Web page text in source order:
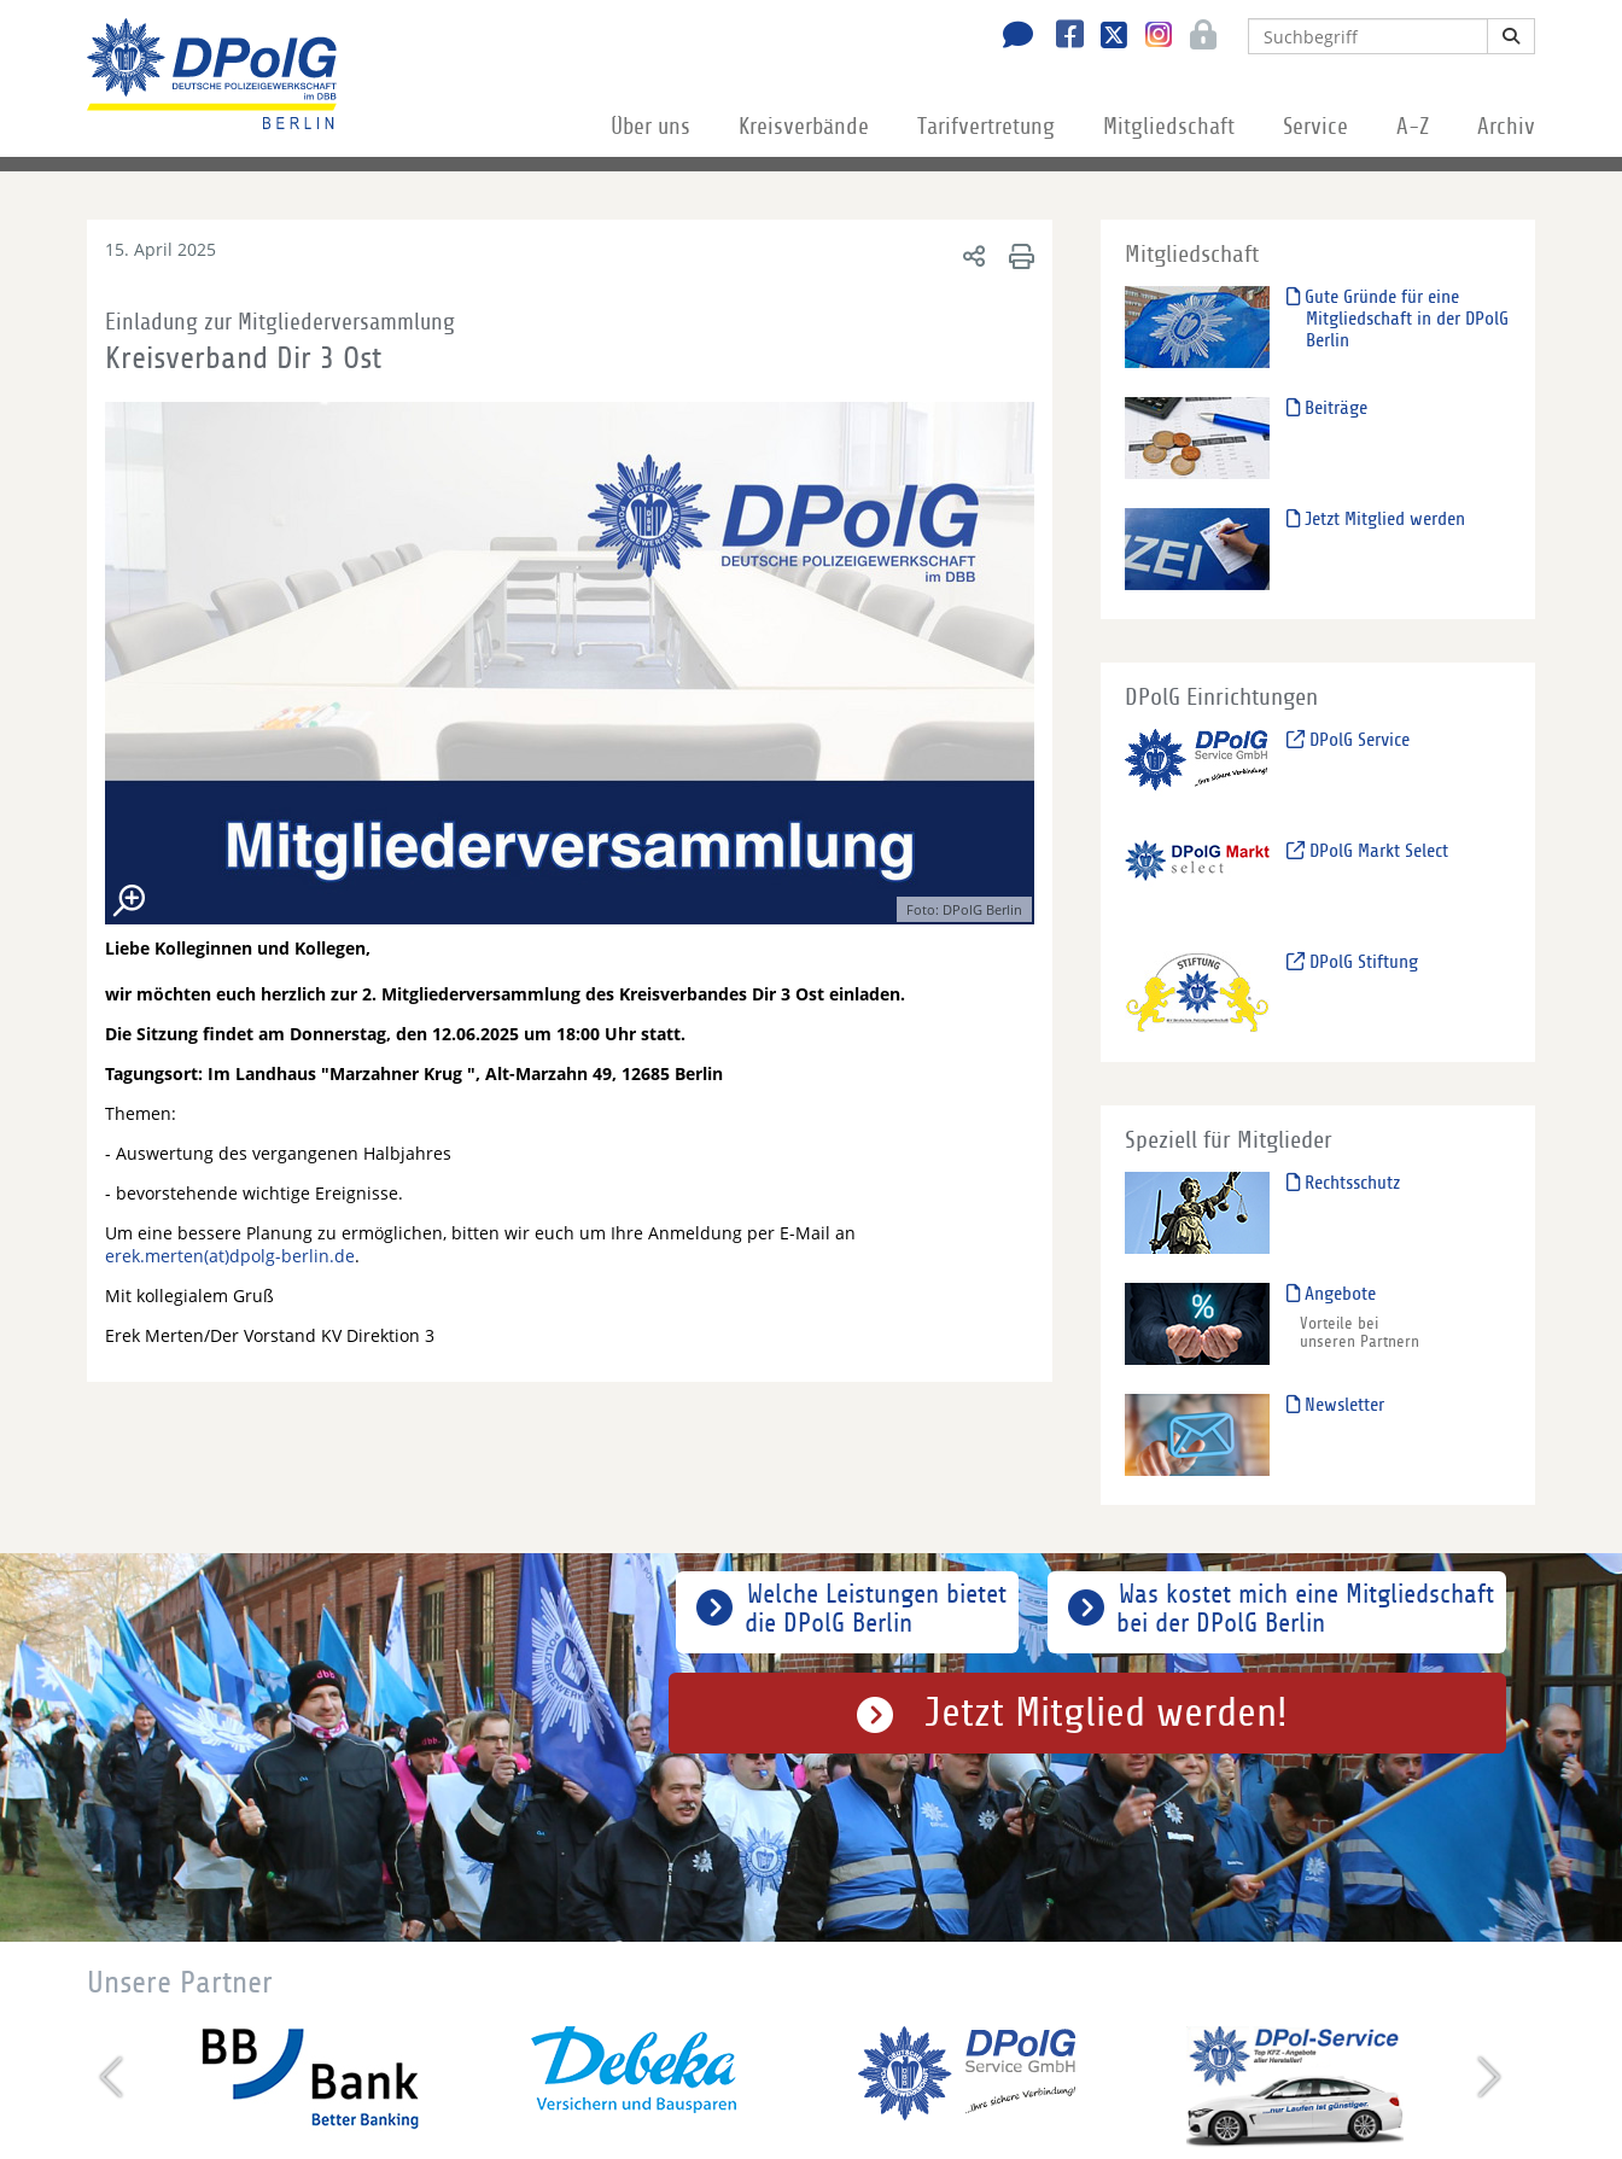
Über uns Kreisverbände Tarifvertretung Mitgliedschaft Service A-Z Archiv
15. April 2025
Einladung zur Mitgliederversammlung
Kreisverband Dir 3 Ost
Foto: DPolG Berlin
Liebe Kolleginnen und Kollegen,
wir möchten euch herzlich zur 2. Mitgliederversammlung des Kreisverbandes Dir 3 Ost einladen.
Die Sitzung findet am Donnerstag, den 12.06.2025 um 18:00 Uhr statt.
Tagungsort: Im Landhaus "Marzahner Krug ", Alt-Marzahn 49, 12685 Berlin
Themen:
- Auswertung des vergangenen Halbjahres
- bevorstehende wichtige Ereignisse.
Um eine bessere Planung zu ermöglichen, bitten wir euch um Ihre Anmeldung per E-Mail an
erek.merten(at)dpolg-berlin.de.
Mit kollegialem Gruß
Erek Merten/Der Vorstand KV Direktion 3
Mitgliedschaft
Gute Gründe für eine
Mitgliedschaft in der DPolG
Berlin
Beiträge
Jetzt Mitglied werden
DPolG Einrichtungen
DPolG Service
DPolG Markt Select
DPolG Stiftung
Speziell für Mitglieder
Rechtsschutz
Angebote
Vorteile bei
unseren Partnern
Newsletter
Was kostet mich eine Mitgliedschaft
bei der DPolG Berlin
Welche Leistungen bietet
die DPolG Berlin
Jetzt Mitglied werden!
Unsere Partner